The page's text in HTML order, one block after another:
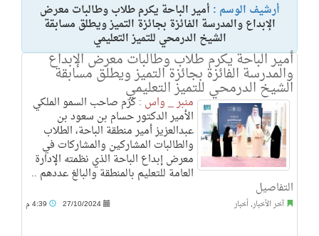
أرشيف الوسم : أمير الباحة يكرم طلاب وطالبات معرض
الإبداع والمدرسة الفائزة بجائزة التميز ويطلق مسابقة
الشيخ الدرمحي للتميز التعليمي
أمير الباحة يكرم طلاب وطالبات معرض الإبداع
والمدرسة الفائزة بجائزة التميز ويطلق مسابقة
الشيخ الدرمحي للتميز التعليمي
منبر _ واس :كرّم صاحب السمو الملكي
الأمير الدكتور حسام بن سعود بن
عبدالعزيز أمير منطقة الباحة، الطلاب
والطالبات المشاركين والمشاركات في
معرض إبداع الباحة الذي نظمته الإدارة
العامة للتعليم بالمنطقة والبالغ عددهم ..
التفاصيل
آخر الأخبار, أخبار 27/10/2024